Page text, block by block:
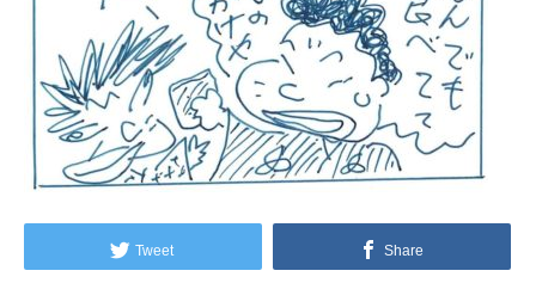
Tweet Share